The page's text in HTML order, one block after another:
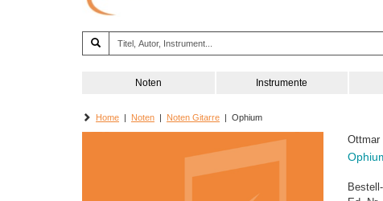
Noten Instrumente
Home | Noten | Noten Gitarre | Ophium
Ottmar